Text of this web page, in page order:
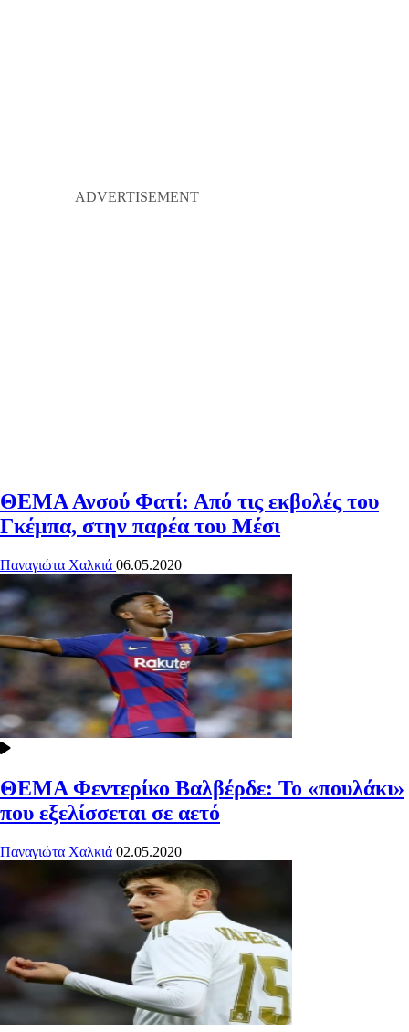
ΘΕΜΑ Ανσού Φατί: Από τις εκβολές του
Γκέμπα, στην παρέα του Μέσι
Παναγιώτα Χαλκιά 06.05.2020
ΘΕΜΑ Φεντερίκο Βαλβέρδε: Το «πουλάκι»
που εξελίσσεται σε αετό
Παναγιώτα Χαλκιά 02.05.2020